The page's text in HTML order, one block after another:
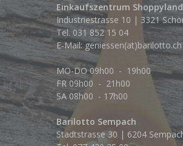
Einkaufszentrum Shoppyland
Industriestrasse 10 | 3321
Tel. 031 852 15 04
E-Mail: geniessen(at)barilotto.ch
MO-DO 09h00 - 19h00
FR 09h00 - 21h00
SA 08h00 - 17h00
Barilotto Sempach
Stadtstrasse 30 | 6204